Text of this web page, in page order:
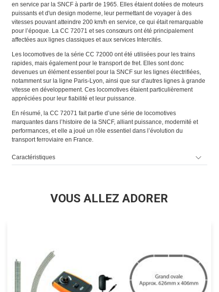
en service par la SNCF à partir de 1965. Elles étaient dotées de moteurs
puissants et d'un design moderne, leur permettant de voyager à des
vitesses pouvant atteindre 200 km/h en service, ce qui était remarquable
pour l’époque. La CC 72071 et ses consœurs ont été principalement
affectées aux lignes classiques et aux services Intercités.
Les locomotives de la série CC 72000 ont été utilisées pour les trains
rapides, mais également pour le transport de fret. Elles sont donc
devenues un élément essentiel pour la SNCF sur les lignes électrifiées,
notamment sur la ligne Paris-Lyon, ainsi que sur d'autres lignes à grande
vitesse en développement. Ces locomotives étaient particulièrement
appréciées pour leur fiabilité et leur puissance.
En résumé, la CC 72071 fait partie d’une série de locomotives
marquantes dans l’histoire de la SNCF, alliant puissance, modernité et
performances, et elle a joué un rôle essentiel dans l’évolution du
transport ferroviaire en France.
Caractéristiques
VOUS ALLEZ ADORER